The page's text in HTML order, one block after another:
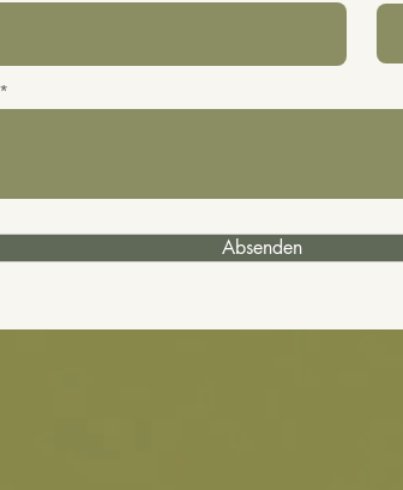
Absenden